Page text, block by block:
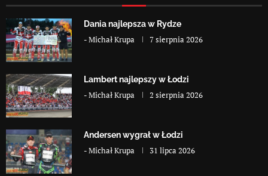
Dania najlepsza w Rydze
-Michał Krupa 7 sierpnia 2026
Lambert najlepszy w Łodzi
-Michał Krupa 2 sierpnia 2026
Andersen wygrał w Łodzi
-Michał Krupa 31 lipca 2026